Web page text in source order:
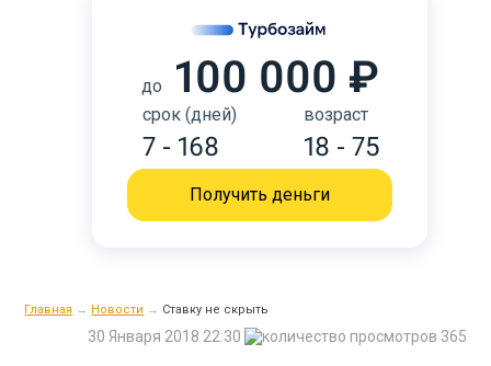
до 100 000 ₽
срок (дней)
7 - 168
возраст
18 - 75
Получить деньги
Главная → Новости → Ставку не скрыть
365
30 Января 2018 22:30